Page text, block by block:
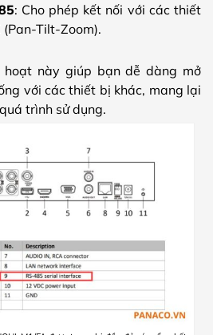
: Cho phép kết nối với các thiết
(Pan-Tilt-Zoom).
hoạt này giúp bạn dễ dàng mở
với các thiết bị khác, mang lại
trình sử dụng.